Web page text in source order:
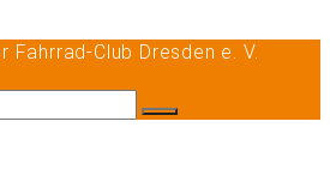
Fahrrad-Club Dresden e. V.